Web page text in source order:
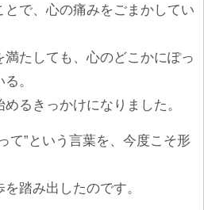
で、心の痛みをごまかしてい
たしても、心のどこかにぽっ
。
るきっかけになりました。
て”という言葉を、今度こそ形
踏み出したのです。